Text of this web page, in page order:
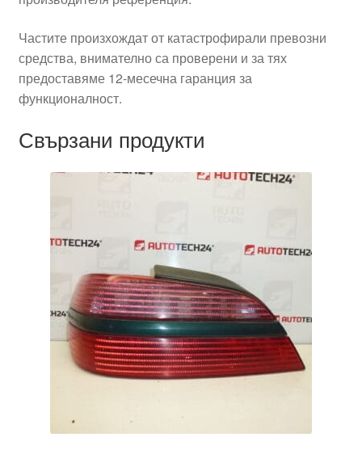
Частите произхождат от катастрофирали превозни
средства, внимателно са проверени и за тях
предоставяме 12-месечна гаранция за
функционалност.
Свързани продукти